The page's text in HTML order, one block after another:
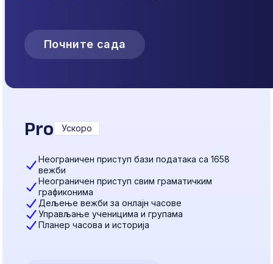
Почните сада
Pro Ускоро
Неограничен приступ бази података са 1658
вежби
Неограничен приступ свим граматичким
графиконима
Дељење вежби за онлајн часове
Управљање ученицима и групама
Планер часова и историја